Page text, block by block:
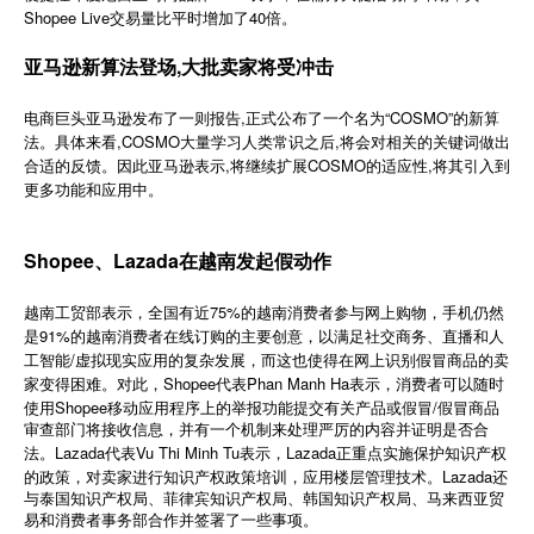
登录 免费使用
Shopee Live交易量比平时增加了40倍。
亚马逊新算法登场,大批卖家将受冲击
电商巨头亚马逊发布了一则报告,正式公布了一个名为“COSMO”的新算
法。具体来看,COSMO大量学习人类常识之后,将会对相关的关键词做出
合适的反馈。因此亚马逊表示,将继续扩展COSMO的适应性,将其引入到
更多功能和应用中。
Shopee、Lazada在越南发起假动作
越南工贸部表示，全国有近75%的越南消费者参与网上购物，手机仍然
是91%的越南消费者在线订购的主要创意，以满足社交商务、直播和人
工智能/虚拟现实应用的复杂发展，而这也使得在网上识别假冒商品的卖
家变得困难。对此， Shopee代表Phan Manh Ha表示，消费者可以随时
使用Shopee移动应用程序上的举报功能提交有关产品或假冒/假冒商品
审查部门将接收信息，并有一个机制来处理严厉的内容并证明是否合
法。 Lazada代表Vu Thi Minh Tu表示， Lazada正重点实施保护知识产权
的政策，对卖家进行知识产权政策培训，应用楼层管理技术。 Lazada还
与泰国知识产权局、菲律宾知识产权局、韩国知识产权局、马来西亚贸
易和消费者事务部合作并签署了一些事项。